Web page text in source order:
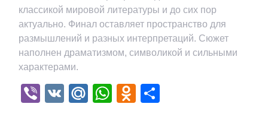
классикой мировой литературы и до сих пор
актуально. Финал оставляет пространство для
размышлений и разных интерпретаций. Сюжет
наполнен драматизмом, символикой и сильными
характерами.
Viber
VK Mail.Ru
WhatsApp
Odnoklassniki